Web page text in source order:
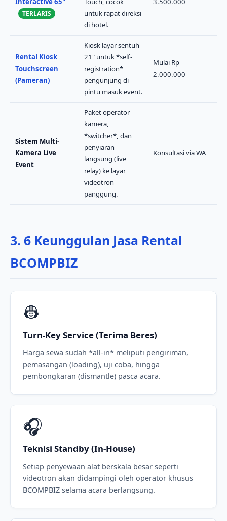
TERLARIS
untuk rapat direksi
di hotel.
Rental Kiosk
Touchscreen
(Pameran)
Kiosk layar sentuh
21" untuk *self-
registration*
pengunjung di
pintu masuk event.
Mulai Rp
2.000.000
Sistem Multi-
Kamera Live
Event
Paket operator
kamera,
*switcher*, dan
penyiaran
langsung (live
relay) ke layar
videotron
panggung.
Konsultasi via WA
3. 6 Keunggulan Jasa Rental
BCOMPBIZ
👷
Turn-Key Service (Terima Beres)
Harga sewa sudah *all-in* meliputi pengiriman,
pemasangan (loading), uji coba, hingga
pembongkaran (dismantle) pasca acara.
🎧
Teknisi Standby (In-House)
Setiap penyewaan alat berskala besar seperti
videotron akan didampingi oleh operator khusus
BCOMPBIZ selama acara berlangsung.